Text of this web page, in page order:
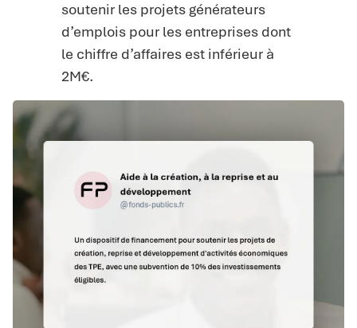
soutenir les projets générateurs
d’emplois pour les entreprises dont
le chiffre d’affaires est inférieur à
2M€.